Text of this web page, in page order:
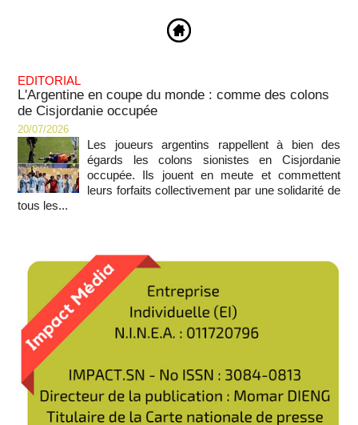
EDITORIAL
L'Argentine en coupe du monde : comme des colons
de Cisjordanie occupée
20/07/2026
Les joueurs argentins rappellent à bien des
égards les colons sionistes en Cisjordanie
occupée. Ils jouent en meute et commettent
leurs forfaits collectivement par une solidarité de
tous les...